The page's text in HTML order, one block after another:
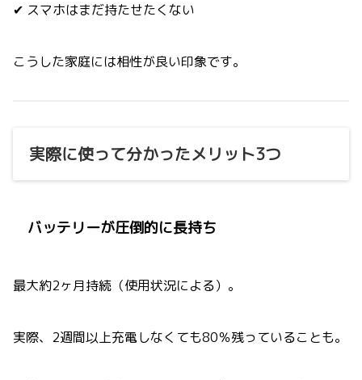
✔ スマホはまだ持たせたくない
こうした家庭には相性が良い印象です。
実際に使って分かったメリット3つ
バッテリーが圧倒的に長持ち
最大約2ヶ月持続（使用状況による）。
実際、2週間以上充電しなくても80％残っていることも。